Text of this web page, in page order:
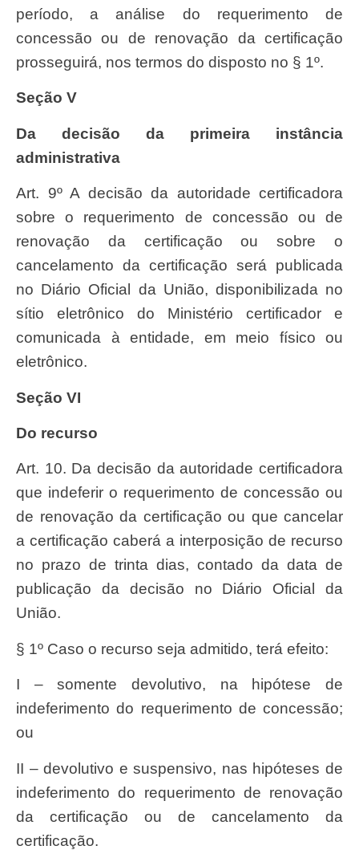
período, a análise do requerimento de
concessão ou de renovação da certificação
prosseguirá, nos termos do disposto no § 1º.
Seção V
Da decisão da primeira instância
administrativa
Art. 9º A decisão da autoridade certificadora
sobre o requerimento de concessão ou de
renovação da certificação ou sobre o
cancelamento da certificação será publicada
no Diário Oficial da União, disponibilizada no
sítio eletrônico do Ministério certificador e
comunicada à entidade, em meio físico ou
eletrônico.
Seção VI
Do recurso
Art. 10. Da decisão da autoridade certificadora
que indeferir o requerimento de concessão ou
de renovação da certificação ou que cancelar
a certificação caberá a interposição de recurso
no prazo de trinta dias, contado da data de
publicação da decisão no Diário Oficial da
União.
§ 1º Caso o recurso seja admitido, terá efeito:
I – somente devolutivo, na hipótese de
indeferimento do requerimento de concessão;
ou
II – devolutivo e suspensivo, nas hipóteses de
indeferimento do requerimento de renovação
da certificação ou de cancelamento da
certificação.